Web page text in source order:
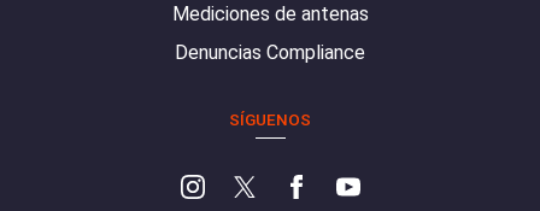
Mediciones de antenas
Denuncias Compliance
SÍGUENOS